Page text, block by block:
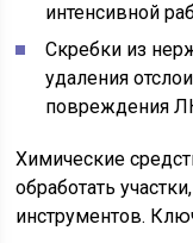
интенсивной
Скребки из
удаления
повреждения
Химические
обработать
инструментов.